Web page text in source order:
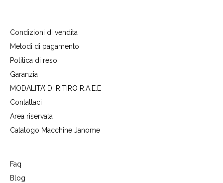
Condizioni di vendita
Metodi di pagamento
Politica di reso
Garanzia
MODALITA’ DI RITIRO R.A.E.E
Contattaci
Area riservata
Catalogo Macchine Janome
Faq
Blog